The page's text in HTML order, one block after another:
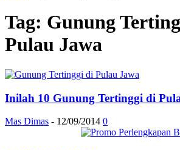
Tag: Gunung
Pulau Jawa
Inilah 10 Gunung Tertinggi di
Mas Dimas - 12/09/2014 0